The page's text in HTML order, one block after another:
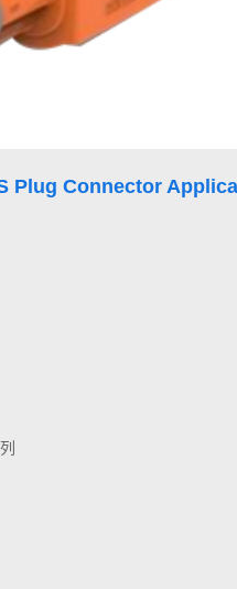
Plug Connector